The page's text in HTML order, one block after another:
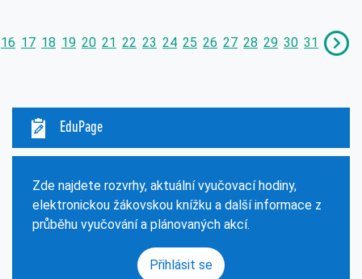
16 17 18 19 20 21 22 23 24 25 26 27 28 29 30 31
EduPage
Zde najdete rozvrhy, aktuální vyučovací hodiny,
elektronickou žákovskou knížku a další informace z
průběhu vyučování a plánovaných akcí.
Přihlásit se